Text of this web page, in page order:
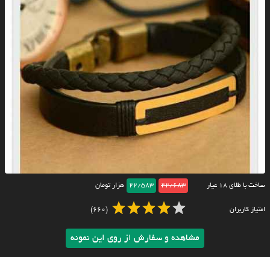
ساخت با طلای ۱۸ عیار 22/683
22/583 هزار تومان
امتیاز کاربران (660)
مشاهده و سفارش از روی این نمونه